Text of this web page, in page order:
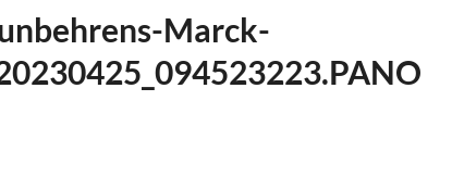
Marck-